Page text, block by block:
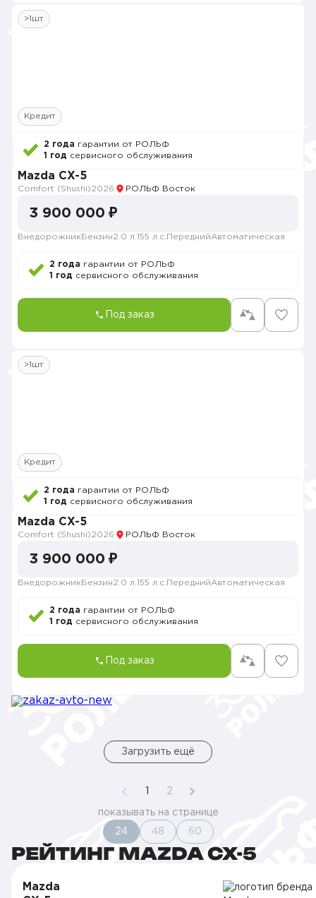
>1шт
Кредит
2 года гарантии от РОЛЬФ
1 год сервисного обслуживания
Mazda CX-5
Comfort (Shushi)2026 РОЛЬФ Восток
3 900 000 ₽
Внедорожник Бензин2.0 л. 155 л.с. ПереднийАвтоматическая
2 года гарантии от РОЛЬФ
1 год сервисного обслуживания
Под заказ
>1шт
Кредит
2 года гарантии от РОЛЬФ
1 год сервисного обслуживания
Mazda CX-5
Comfort (Shushi)2026 РОЛЬФ Восток
3 900 000 ₽
Внедорожник Бензин2.0 л. 155 л.с. ПереднийАвтоматическая
2 года гарантии от РОЛЬФ
1 год сервисного обслуживания
Под заказ
Загрузить ещё
2
показывать на странице
24 48 60
РЕЙТИНГ MAZDA CX-5
Mazda